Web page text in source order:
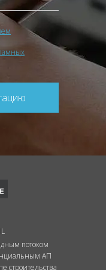
потоком
АП
строительства